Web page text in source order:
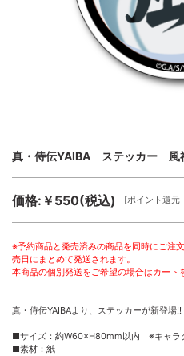
真・侍伝YAIBA ステッカー 風
価格:￥550(税込) [ポイント還
※予約商品と発売済みの商品を同時にご注
売日にまとめて発送されます。
本商品の個別発送をご希望の場合はカート
真・侍伝YAIBAより、ステッカーが新登場!!
■サイズ：約W60×H80mm以内 ※キャラ
■素材：紙